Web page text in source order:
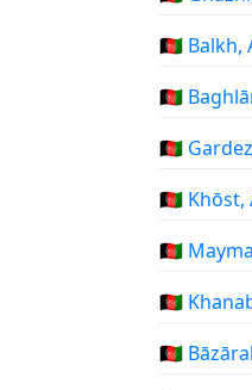
🇦🇫 Balkh,
🇦🇫
🇦🇫
🇦🇫 Khōst,
🇦🇫
🇦🇫
🇦🇫